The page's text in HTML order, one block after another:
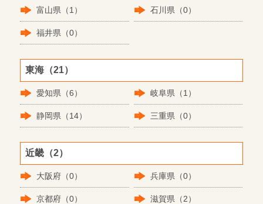
富山県（1） 石川県（0）
福井県（0）
東海（21）
愛知県（6） 岐阜県（1）
静岡県（14） 三重県（0）
近畿（2）
大阪府（0） 兵庫県（0）
京都府（0） 滋賀県（2）